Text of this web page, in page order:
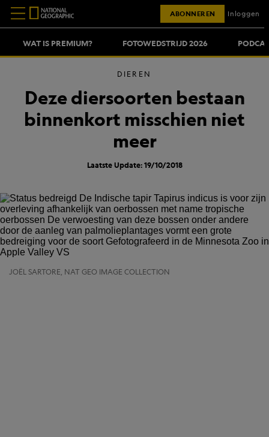
WAT IS PREMIUM? FOTOWEDSTRIJD 2026
ABONNEREN Inloggen
DIEREN
Deze diersoorten bestaan
binnenkort misschien niet
meer
Laatste Update: 19/10/2018
JOËL SARTORE, NAT GEO IMAGE COLLECTION